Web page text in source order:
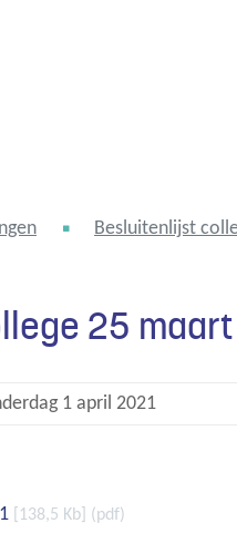
Besluitenlijst
25 maart
1 april 2021
138,5 Kb pdf